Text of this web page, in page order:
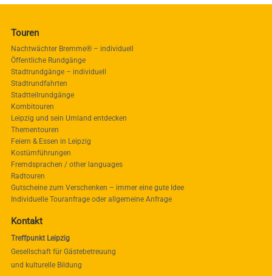
Touren
Nachtwächter Bremme® – individuell
Öffentliche Rundgänge
Stadtrundgänge – individuell
Stadtrundfahrten
Stadtteilrundgänge
Kombitouren
Leipzig und sein Umland entdecken
Thementouren
Feiern & Essen in Leipzig
Kostümführungen
Fremdsprachen / other languages
Radtouren
Gutscheine zum Verschenken – immer eine gute Idee
Individuelle Touranfrage oder allgemeine Anfrage
Kontakt
Treffpunkt Leipzig
Gesellschaft für Gästebetreuung
und kulturelle Bildung